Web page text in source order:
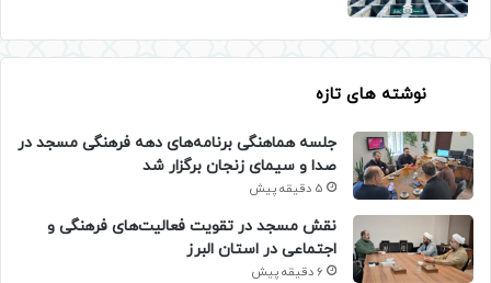
نوشته های تازه
جلسه هماهنگی برنامه‌های دهه فرهنگی مسجد در
صدا و سیمای زنجان برگزار شد
5 دقیقه پیش
نقش مسجد در تقویت فعالیت‌های فرهنگی و
اجتماعی در استان البرز
6 دقیقه پیش